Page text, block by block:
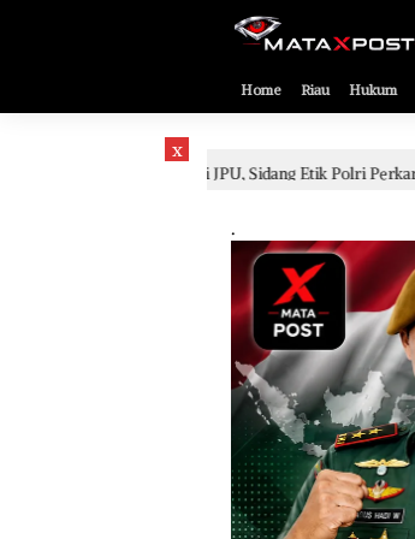
[gnpub_google_news_follow]
Home Riau Hukum
x
Evaluasi JPU, Sidang Etik Polri Perkara Bayu Jadi Sorotan
.